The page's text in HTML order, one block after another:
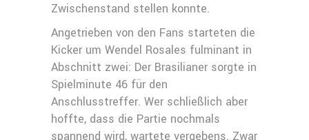
Zwischenstand stellen konnte.
Angetrieben von den Fans starteten die
Kicker um Wendel Rosales fulminant in
Abschnitt zwei: Der Brasilianer sorgte in
Spielminute 46 für den
Anschlusstreffer. Wer schließlich aber
hoffte, dass die Partie nochmals
spannend wird, wartete vergebens. Zwar